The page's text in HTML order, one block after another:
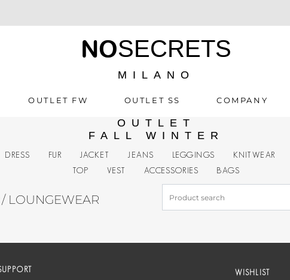
NOSECRETS
MILANO
OUTLET FW OUTLET SS COMPANY
OUTLET
FALL WINTER
DRESS FUR JACKET JEANS LEGGINGS
KNITWEAR
TOP
VEST ACCESSORIES BAGS
/ LOUNGEWEAR
WISHLIST